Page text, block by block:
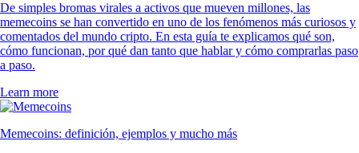
De simples bromas virales a activos que mueven millones, las
memecoins se han convertido en uno de los fenómenos más curiosos y
comentados del mundo cripto. En esta guía te explicamos qué son,
cómo funcionan, por qué dan tanto que hablar y cómo comprarlas paso
a paso.
Learn more
Memecoins: definición, ejemplos y mucho más